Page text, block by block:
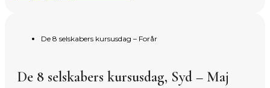
De 8 selskabers kursusdag – Forår
De 8 selskabers kursusdag, Syd – Maj